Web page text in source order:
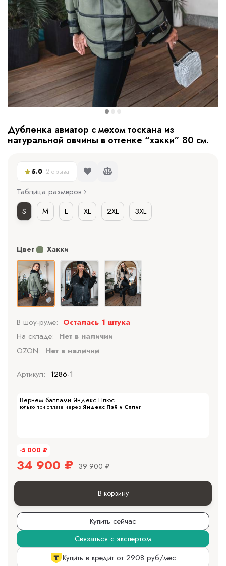
Дубленка авиатор с мехом тоскана из
натуральной овчины в оттенке “хакки” 80 см.
5.0 2 отзыва
Таблица размеров
S
M L XL 2XL 3XL
Цвет Хакки
В шоу-руме: Осталась 1 штука
На складе: Нет в наличии
OZON: Нет в наличии
Артикул: 1286-1
Вернем баллами Яндекс Плюс
только при оплате через Яндекс Пэй и Сплит
-5 000 ₽
34 900 ₽ 39 900 ₽
В корзину
Купить сейчас
Связаться с экспертом
Купить в кредит от 2908 руб/мес